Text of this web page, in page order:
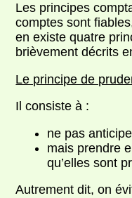
Les principes
comptes sont
en existe quatre
brièvement décrits
Le principe de
Il consiste à :
ne pas
mais prendre
qu’elles sont
Autrement dit, on